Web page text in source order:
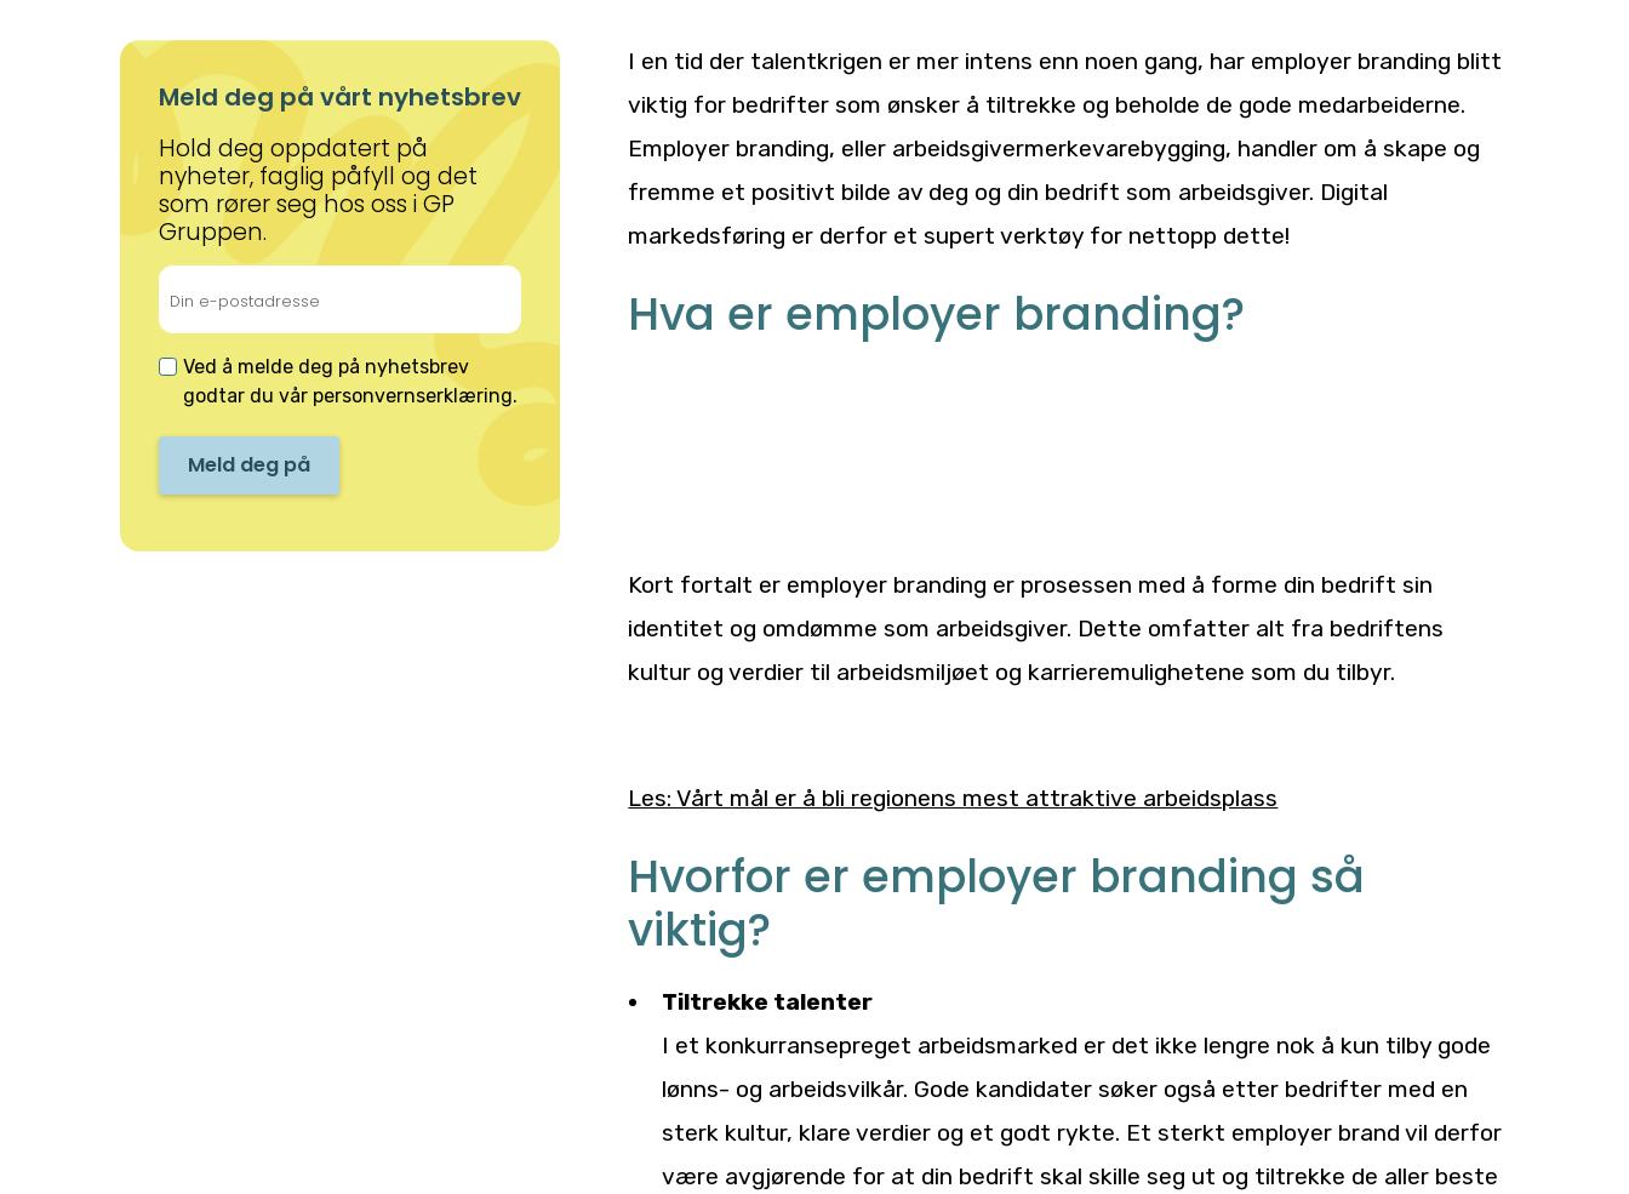
Meld deg på vårt nyhetsbrev
Hold deg oppdatert på
nyheter, faglig påfyll og det
som rører seg hos oss i GP
Gruppen.
Ved å melde deg på nyhetsbrev
godtar du vår personvernserklæring.
I en tid der talentkrigen er mer intens enn noen gang, har employer branding blitt
viktig for bedrifter som ønsker å tiltrekke og beholde de gode medarbeiderne.
Employer branding, eller arbeidsgivermerkevarebygging, handler om å skape og
fremme et positivt bilde av deg og din bedrift som arbeidsgiver. Digital
markedsføring er derfor et supert verktøy for nettopp dette!
Hva er employer branding?
Kort fortalt er employer branding er prosessen med å forme din bedrift sin
identitet og omdømme som arbeidsgiver. Dette omfatter alt fra bedriftens
kultur og verdier til arbeidsmiljøet og karrieremulighetene som du tilbyr.
Les: Vårt mål er å bli regionens mest attraktive arbeidsplass
Hvorfor er employer branding så
viktig?
Tiltrekke talenter
I et konkurransepreget arbeidsmarked er det ikke lengre nok å kun tilby gode
lønns- og arbeidsvilkår. Gode kandidater søker også etter bedrifter med en
sterk kultur, klare verdier og et godt rykte. Et sterkt employer brand vil derfor
være avgjørende for at din bedrift skal skille seg ut og tiltrekke de aller beste